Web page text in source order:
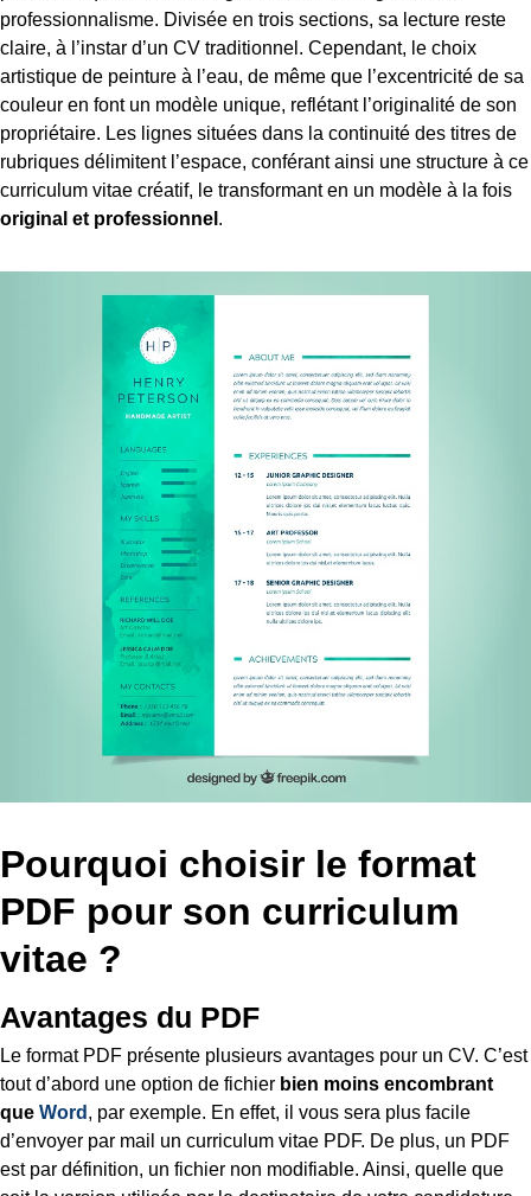
professionnalisme. Divisée en trois sections, sa lecture reste
claire, à l’instar d’un CV traditionnel. Cependant, le choix
artistique de peinture à l’eau, de même que l’excentricité de sa
couleur en font un modèle unique, reflétant l’originalité de son
propriétaire. Les lignes situées dans la continuité des titres de
rubriques délimitent l’espace, conférant ainsi une structure à ce
curriculum vitae créatif, le transformant en un modèle à la fois
original et professionnel .
Pourquoi choisir le format
PDF pour son curriculum
vitae ?
Avantages du PDF
Le format PDF présente plusieurs avantages pour un CV. C’est
tout d’abord une option de fichier bien moins encombrant
que Word , par exemple. En effet, il vous sera plus facile
d’envoyer par mail un curriculum vitae PDF. De plus, un PDF
est par définition, un fichier non modifiable. Ainsi, quelle que